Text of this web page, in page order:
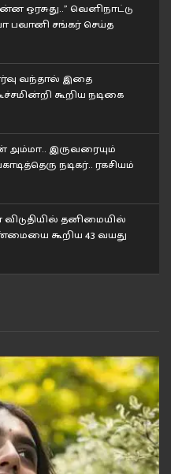
ஒரசுது..” வெளிநாட்டு
பவானி சங்கர் செய்த
வந்தால் இதை
கூறிய நடிகை
அம்மா.. இருவரையும்
நடிகர்.. ரகசியம்
விடுதியில் தனிமையில்
கூறிய 43 வயது